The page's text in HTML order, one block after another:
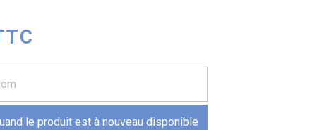
le produit est à nouveau disponible